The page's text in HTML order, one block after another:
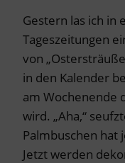
Gestern las ich in
Tageszeitungen
von
in den Kalender
am Wochenende
wird. „Aha,“
Palmbuschen hat
Jetzt werden